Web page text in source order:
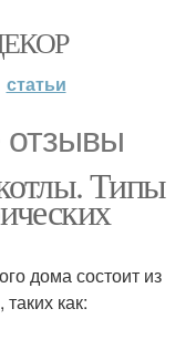
статьи
отзывы
Типы
дома состоит из
как: